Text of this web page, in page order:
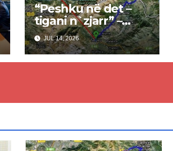
“Peshku në det –
tigani n`zjarr” –
Ende pa u kryer
projekti i tunelit,
komuna e Tetovës
JUL 14, 2026